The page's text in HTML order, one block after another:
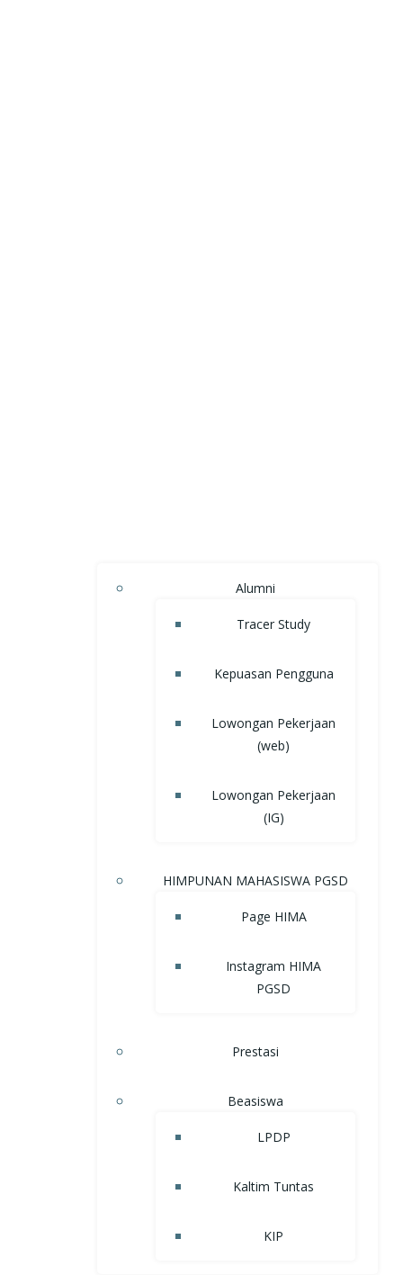
Alumni
Tracer Study
Kepuasan Pengguna
Lowongan Pekerjaan
(web)
Lowongan Pekerjaan
(IG)
HIMPUNAN MAHASISWA PGSD
Page HIMA
Instagram HIMA
PGSD
Prestasi
Beasiswa
LPDP
Kaltim Tuntas
KIP